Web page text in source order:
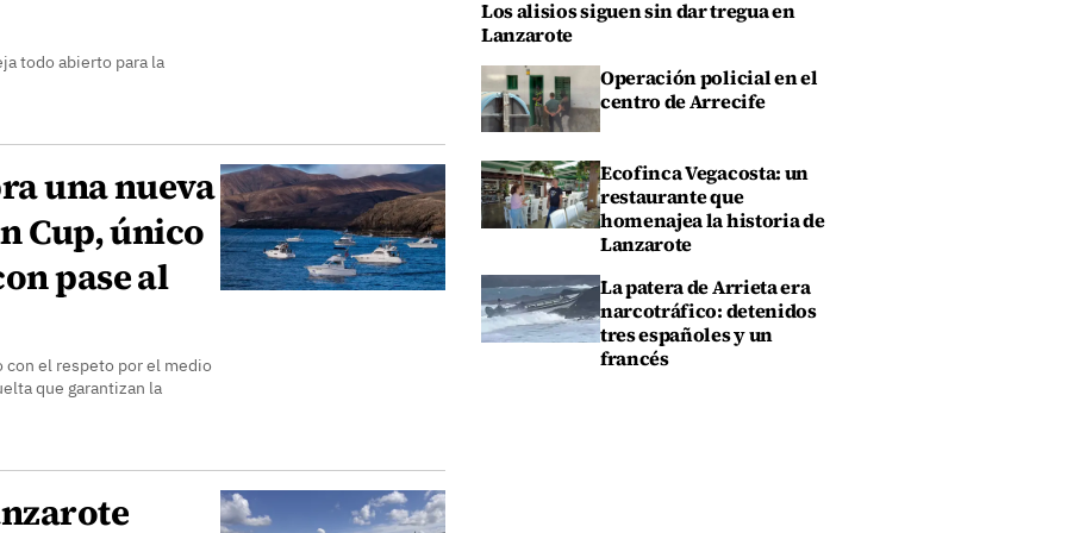
todo abierto para la
una nueva
Cup, único
pase al
el respeto por el medio
que garantizan la
Los alisios siguen sin dar tregua en
Lanzarote
Operación policial en el
centro de Arrecife
Ecofinca Vegacosta: un
restaurante que
homenajea la historia de
Lanzarote
La patera de Arrieta era
narcotráfico: detenidos
tres españoles y un
francés